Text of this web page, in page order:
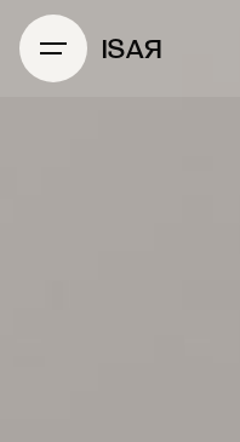
ISAЯ